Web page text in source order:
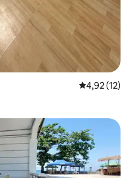
4,92 (12)